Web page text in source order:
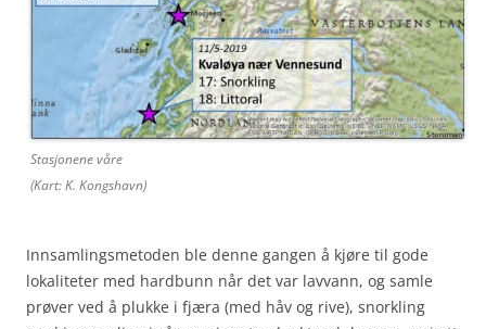
Stasjonene våre
(Kart: K. Kongshavn)
Innsamlingsmetoden ble denne gangen å kjøre til gode
lokaliteter med hardbunn når det var lavvann, og samle
prøver ved å plukke i fjæra (med håv og rive), snorkling